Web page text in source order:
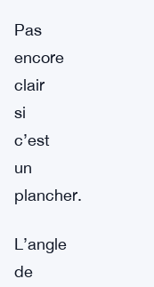
Pas
encore
clair
si
c’est
un
plancher.
L’angle
de